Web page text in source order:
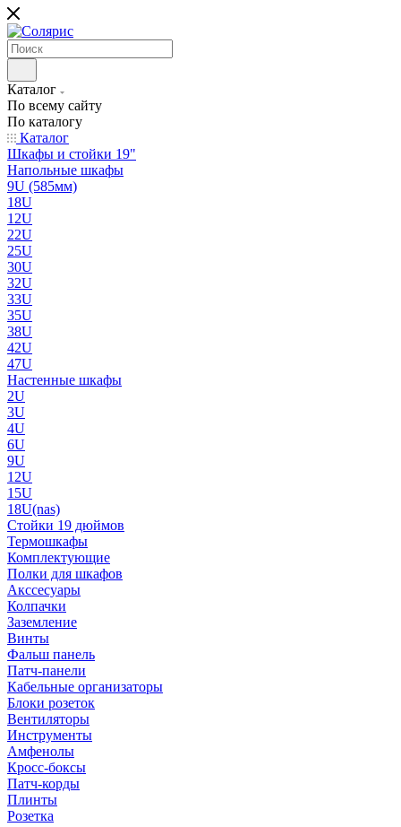
Каталог
По всему сайту
По каталогу
Каталог
Шкафы и стойки 19"
Напольные шкафы
9U (585мм)
18U
12U
22U
25U
30U
32U
33U
35U
38U
42U
47U
Настенные шкафы
2U
3U
4U
6U
9U
12U
15U
18U(nas)
Стойки 19 дюймов
Термошкафы
Комплектующие
Полки для шкафов
Акссесуары
Колпачки
Заземление
Винты
Фальш панель
Патч-панели
Кабельные организаторы
Блоки розеток
Вентиляторы
Инструменты
Амфенолы
Кросс-боксы
Патч-корды
Плинты
Розетка